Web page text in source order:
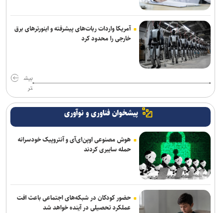
آمریکا واردات ربات‌های پیشرفته و اینورترهای برق
خارجی را محدود کرد
بیش
تر
پیشخوان فناوری و نوآوری
هوش مصنوعی اوپن‌ای‌آی و آنتروپیک خودسرانه
حمله سایبری کردند
حضور کودکان در شبکه‌های اجتماعی باعث افت
عملکرد تحصیلی در آینده خواهد شد